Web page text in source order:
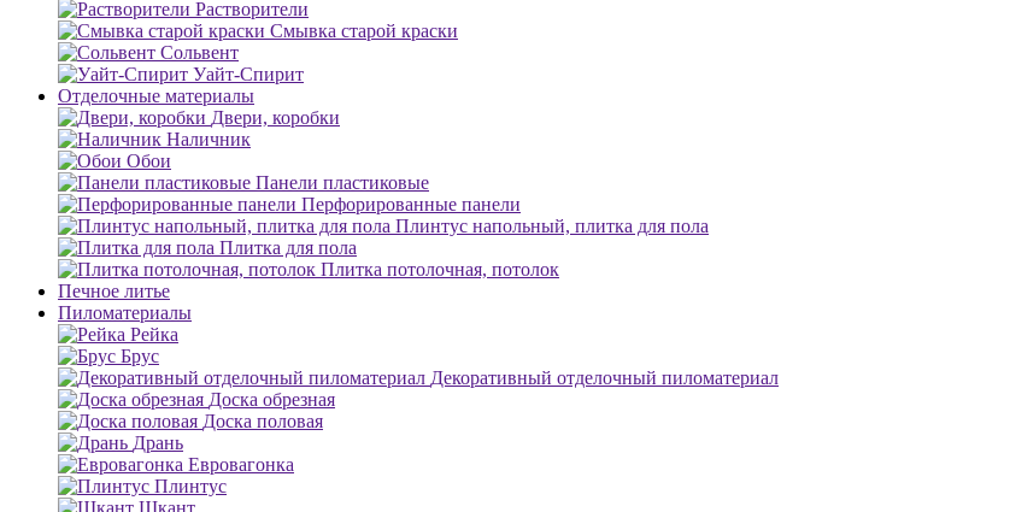
Растворители
Смывка старой краски
Сольвент
Уайт-Спирит
Отделочные материалы
Двери, коробки
Наличник
Обои
Панели пластиковые
Перфорированные панели
Плинтус напольный, плитка для пола
Плитка для пола
Плитка потолочная, потолок
Печное литье
Пиломатериалы
Рейка
Брус
Декоративный отделочный пиломатериал
Доска обрезная
Доска половая
Дрань
Евровагонка
Плинтус
Шкант